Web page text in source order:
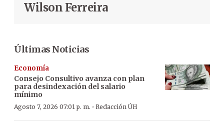
Wilson Ferreira
Últimas Noticias
Economía
Consejo Consultivo avanza con plan
para desindexación del salario
mínimo
Agosto 7, 2026 07:01 p. m. · Redacción ÚH